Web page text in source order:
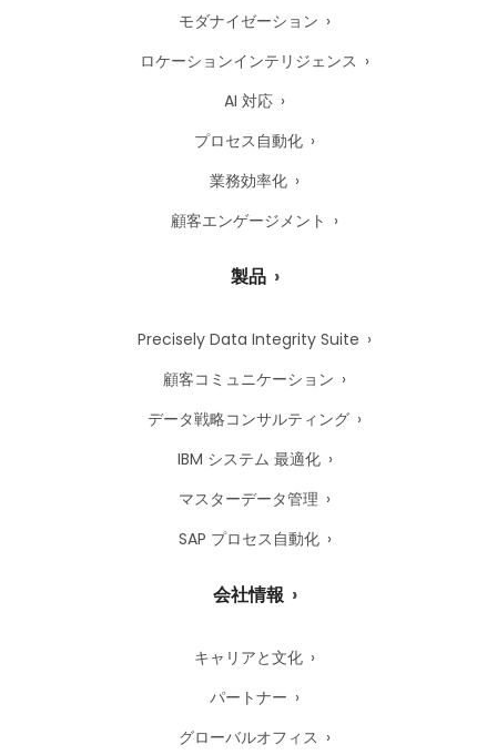
モダナイゼーション
ロケーションインテリジェンス
AI 対応
プロセス自動化
業務効率化
顧客エンゲージメント
製品
Precisely Data Integrity Suite
顧客コミュニケーション
データ戦略コンサルティング
IBM システム 最適化
マスターデータ管理
SAP プロセス自動化
会社情報
キャリアと文化
パートナー
グローバルオフィス